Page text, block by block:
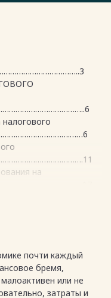
на
НА ПРИМЕРЕ
ООО
и налоги,
почти каждый
бремя,
или не
затраты и